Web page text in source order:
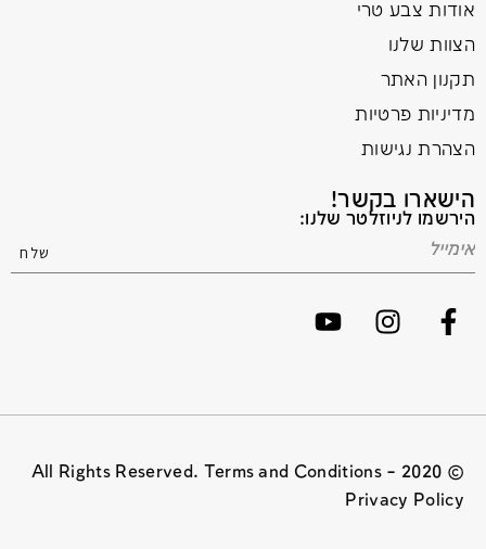
אודות צבע טרי
הצוות שלנו
תקנון האתר
מדיניות פרטיות
הצהרת נגישות
הישארו בקשר!
הירשמו לניוזלטר שלנו:
© 2020 All Rights Reserved. Terms and Conditions –
Privacy Policy